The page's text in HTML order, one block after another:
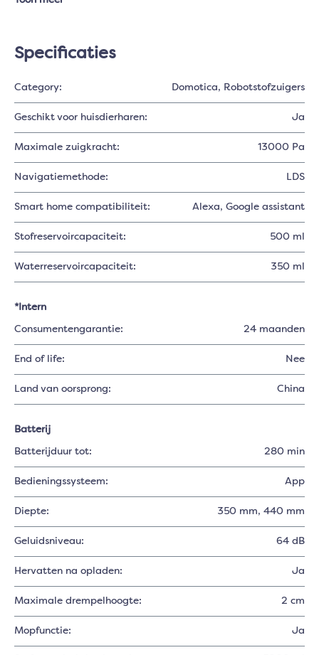
Specificaties
Category: Domotica, Robotstofzuigers
Geschikt voor huisdierharen: Ja
Maximale zuigkracht: 13000 Pa
Navigatiemethode: LDS
Smart home compatibiliteit: Alexa, Google assistant
Stofreservoircapaciteit: 500 ml
Waterreservoircapaciteit: 350 ml
*Intern
Consumentengarantie: 24 maanden
End of life: Nee
Land van oorsprong: China
Batterij
Batterijduur tot: 280 min
Bedieningssysteem: App
Diepte: 350 mm, 440 mm
Geluidsniveau: 64 dB
Hervatten na opladen: Ja
Maximale drempelhoogte: 2 cm
Mopfunctie: Ja